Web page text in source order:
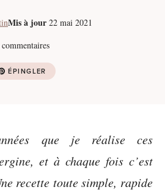
Mis à jour 22 mai 2021
ÉPINGLER
que je réalise ces
et à chaque fois c’est
recette toute simple, rapide